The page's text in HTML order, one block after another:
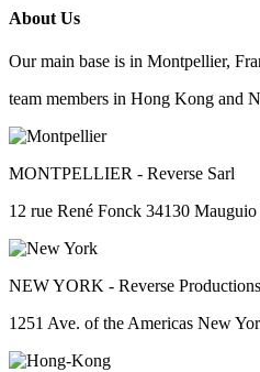
About Us
Our main base is in Montpellier,
team members in Hong Kong and
MONTPELLIER - Reverse Sarl
12 rue René Fonck 34130 Mauguio
NEW YORK - Reverse
1251 Ave. of the Americas New